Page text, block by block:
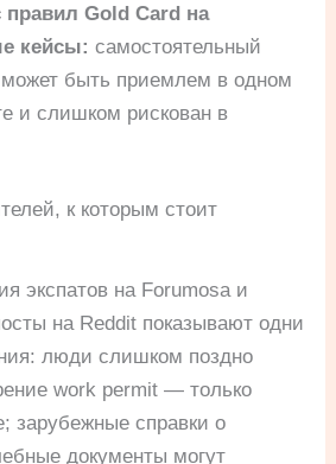
правил Gold Card на
кейсы: самостоятельный
может быть приемлем в одном
и слишком рискован в
к которым стоит
экспатов на Forumosa и
на Reddit показывают одни
люди слишком поздно
work permit — только
зарубежные справки о
документы могут